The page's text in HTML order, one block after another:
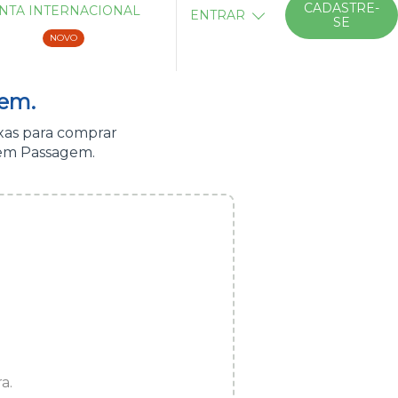
INTERNACIONAL
NOVO
ENTRAR
CADASTRE-
SE
para comprar
Passagem.